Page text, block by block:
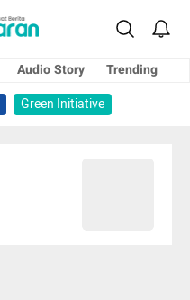
Audio Story
Trending
Green Initiative